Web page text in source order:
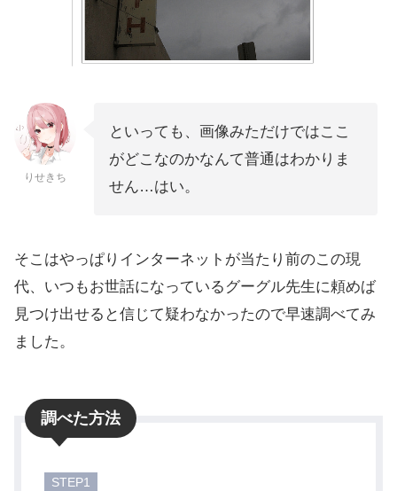
りせきち
といっても、画像みただけではここ
がどこなのかなんて普通はわかりま
せん…はい。
そこはやっぱりインターネットが当たり前のこの現
代、いつもお世話になっているグーグル先生に頼めば
見つけ出せると信じて疑わなかったので早速調べてみ
ました。
調べた方法
STEP